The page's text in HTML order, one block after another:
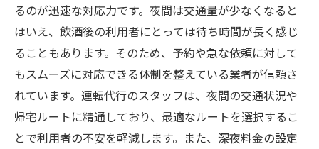
るのが迅速な対応力です。夜間は交通量が少なくなると
はいえ、飲酒後の利用者にとっては待ち時間が長く感じ
ることもあります。そのため、予約や急な依頼に対して
もスムーズに対応できる体制を整えている業者が信頼さ
れています。運転代行のスタッフは、夜間の交通状況や
帰宅ルートに精通しており、最適なルートを選択するこ
とで利用者の不安を軽減します。また、深夜料金の設定